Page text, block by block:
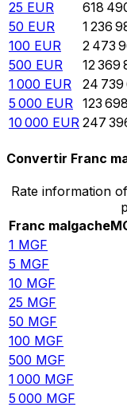
25 EUR 618
50 EUR 1 236
100 EUR 2 473
500 EUR 12 369
1 000 EUR 24 739
5 000 EUR 123
10 000 EUR 247
Convertir Franc
Rate information
Franc malgache
1 MGF
5 MGF
10 MGF
25 MGF
50 MGF
100 MGF
500 MGF
1 000 MGF
5 000 MGF